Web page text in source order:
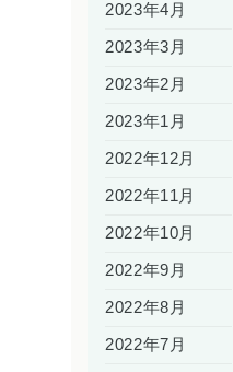
2023年4月
2023年3月
2023年2月
2023年1月
2022年12月
2022年11月
2022年10月
2022年9月
2022年8月
2022年7月